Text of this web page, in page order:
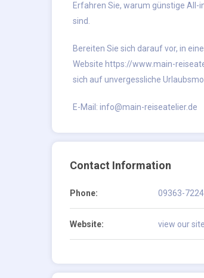
Erfahren Sie, warum günstige All-
sind.
Bereiten Sie sich darauf vor, in
Website https://www.main-
sich auf unvergessliche
E-Mail: info@main-reiseatelier.de
Contact Information
Phone: 09363-
Website: view our site